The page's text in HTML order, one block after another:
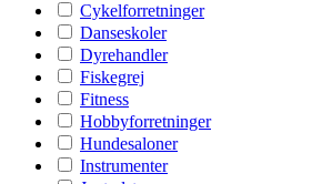
Cykelforretninger
Danseskoler
Dyrehandler
Fiskegrej
Fitness
Hobbyforretninger
Hundesaloner
Instrumenter